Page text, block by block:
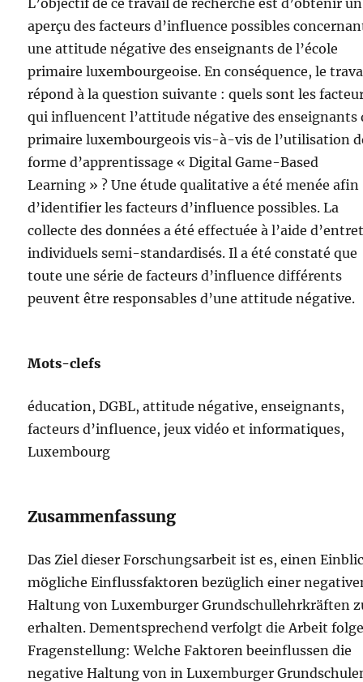
L’objectif de ce travail de recherche est d’obtenir un
aperçu des facteurs d’influence possibles
une attitude négative des enseignants de l’école
primaire luxembourgeoise. En conséquence, le
répond à la question suivante : quels sont les
qui influencent l’attitude négative des enseignants
primaire luxembourgeois vis-à-vis de l’utilisation
forme d’apprentissage « Digital Game-Based
Learning » ? Une étude qualitative a été menée afin
d’identifier les facteurs d’influence possibles. La
collecte des données a été effectuée à l’aide
individuels semi-standardisés. Il a été constaté que
toute une série de facteurs d’influence différents
peuvent être responsables d’une attitude négative.
Mots-clefs
éducation, DGBL, attitude négative, enseignants,
facteurs d’influence, jeux vidéo et informatiques,
Luxembourg
Zusammenfassung
Das Ziel dieser Forschungsarbeit ist es, einen
mögliche Einflussfaktoren bezüglich einer
Haltung von Luxemburger Grundschullehrkräften
erhalten. Dementsprechend verfolgt die Arbeit
Fragenstellung: Welche Faktoren beeinflussen die
negative Haltung von in Luxemburger